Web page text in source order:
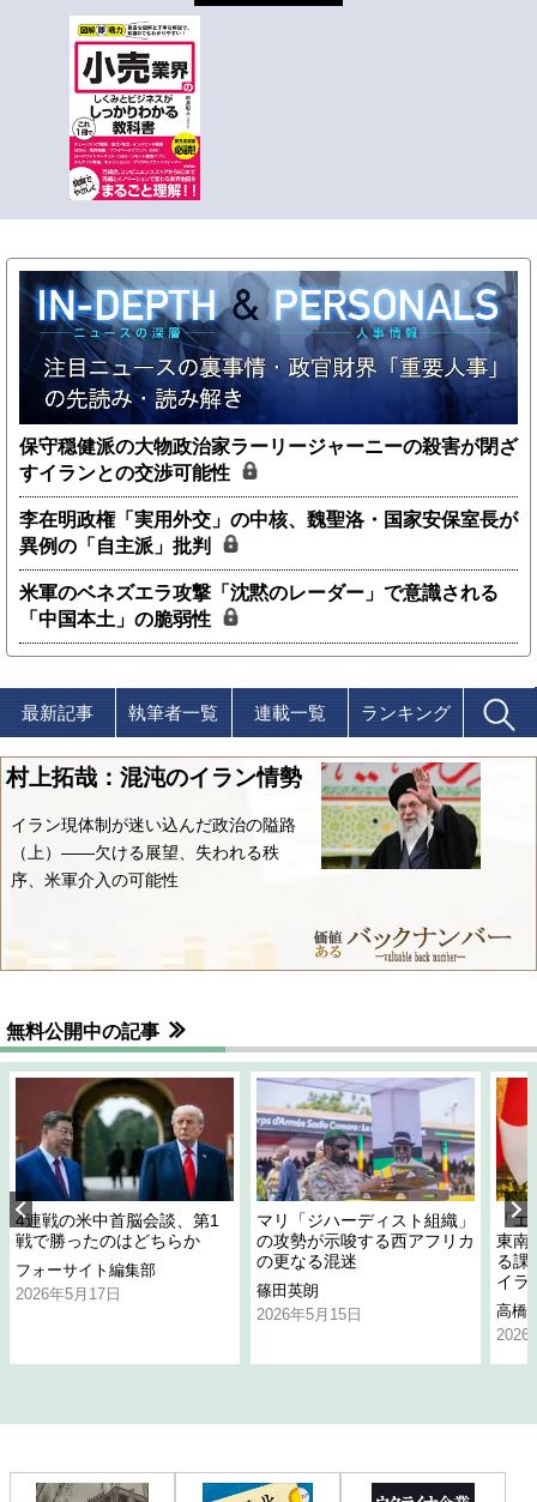
保守穏健派の大物政治家ラーリージャーニーの殺害が閉ざ
すイランとの交渉可能性
李在明政権「実用外交」の中核、魏聖洛・国家安保室長が
異例の「自主派」批判
米軍のベネズエラ攻撃「沈黙のレーダー」で意識される
「中国本土」の脆弱性
最新記事 執筆者一覧 連載一覧 ランキング
村上拓哉：混沌のイラン情勢
イラン現体制が迷い込んだ政治の隘路
（上）――欠ける展望、失われる秩
序、米軍介入の可能性
無料公開中の記事
4連戦の米中首脳会談、第1
戦で勝ったのはどちらか
フォーサイト編集部
2026年5月17日
マリ「ジハーディスト組織」
の攻勢が示唆する西アフリカ
の更なる混迷
篠田英朗
2026年5月15日
「
東南
る課
イラ
高橋
2026